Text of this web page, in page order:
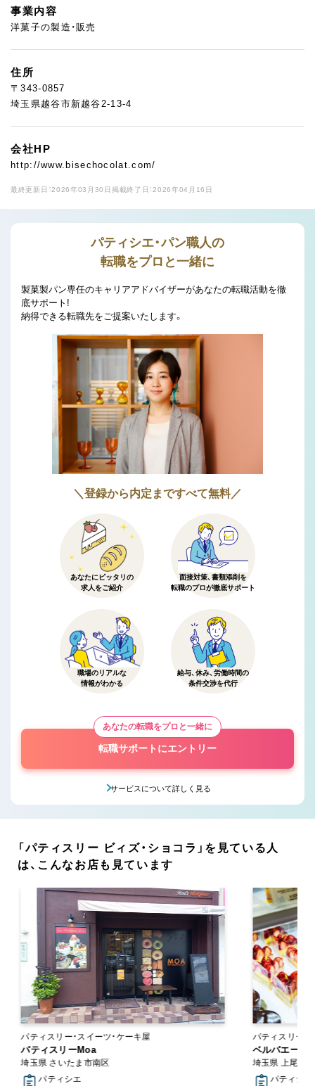
事業内容
洋菓子の製造・販売
住所
〒343-0857
埼玉県越谷市新越谷2-13-4
会社HP
http://www.bisechocolat.com/
最終更新日：2026年03月30日 掲載終了日：2026年04月16日
パティシエ・パン職人の
転職をプロと一緒に
製菓製パン専任のキャリアアドバイザーがあなたの転職活動を徹
底サポート!
納得できる転職先をご提案いたします。
＼登録から内定まですべて無料／
あなたにピッタリの
求人をご紹介
面接対策、書類添削を
転職のプロが徹底サポート
職場のリアルな
情報がわかる
給与、休み、労働時間の
条件交渉を代行
あなたの転職をプロと一緒に
転職サポートにエントリー
サービスについて詳しく見る
「パティスリー ビィズ・ショコラ」を見ている人
は、こんなお店も見ています
パティスリー・スイーツ・ケーキ屋
パティスリーMoa
埼玉県 さいたま市南区
パティシエ
パティスリー・スイー
ン
ベルパエーゼ
埼玉県 上尾市
パティシエ